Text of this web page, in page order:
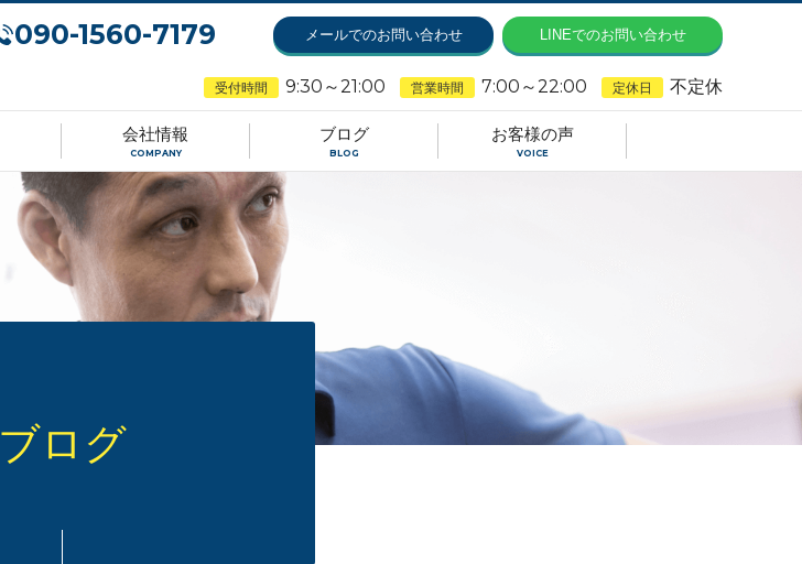
090-1560-7179 メールでのお問い合わせ LINEでのお問い合わせ
受付時間 9:30～21:00 営業時間 7:00～22:00 定休日 不定休
会社情報
COMPANY
ブログ
BLOG
お客様の声
VOICE
ブログ